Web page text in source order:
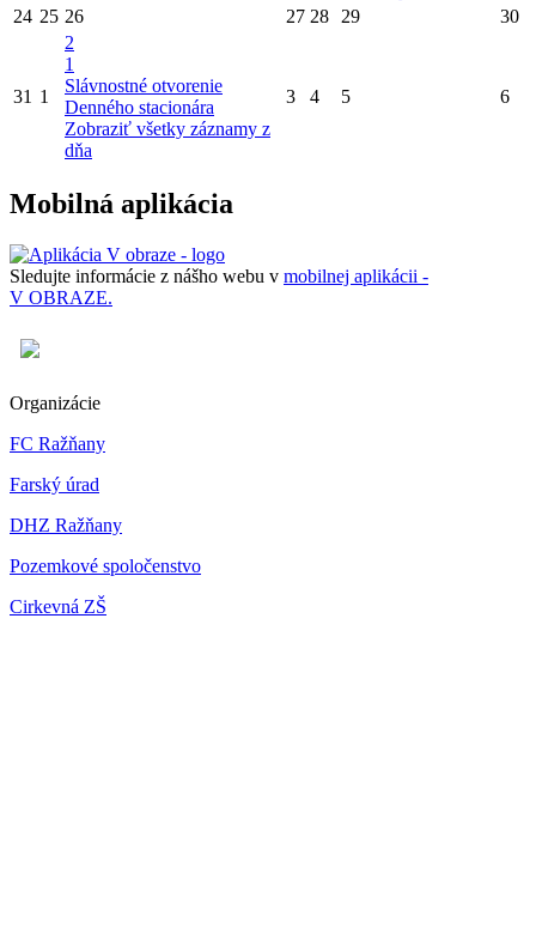
24 25 26 27 28 29 30
31 1
2
1
Slávnostné otvorenie
Denného stacionára
Zobraziť všetky záznamy z
dňa
3 4 5 6
Mobilná aplikácia
Sledujte informácie z nášho webu v mobilnej aplikácii -
V OBRAZE.
Organizácie
FC Ražňany
Farský úrad
DHZ Ražňany
Pozemkové spoločenstvo
Cirkevná ZŠ